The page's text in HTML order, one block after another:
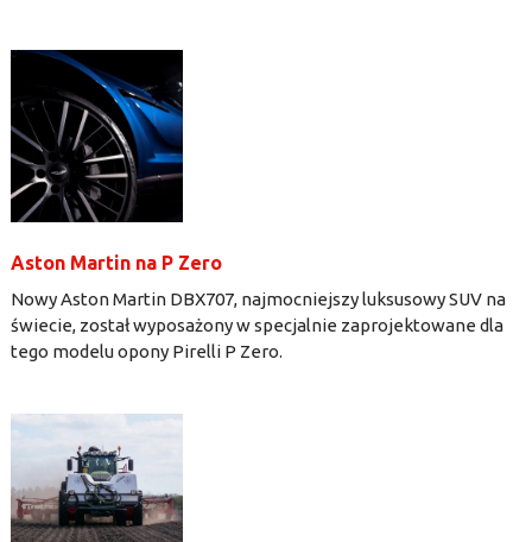
Aston Martin na P Zero
Nowy Aston Martin DBX707, najmocniejszy luksusowy SUV na
świecie, został wyposażony w specjalnie zaprojektowane dla
tego modelu opony Pirelli P Zero.